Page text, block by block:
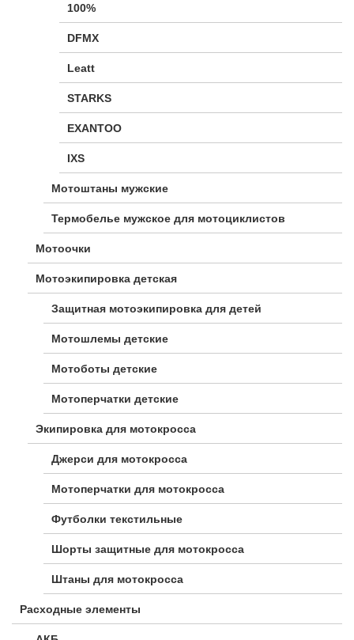
100%
DFMX
Leatt
STARKS
EXANTOO
IXS
Мотоштаны мужские
Термобелье мужское для мотоциклистов
Мотоочки
Мотоэкипировка детская
Защитная мотоэкипировка для детей
Мотошлемы детские
Мотоботы детские
Мотоперчатки детские
Экипировка для мотокросса
Джерси для мотокросса
Мотоперчатки для мотокросса
Футболки текстильные
Шорты защитные для мотокросса
Штаны для мотокросса
Расходные элементы